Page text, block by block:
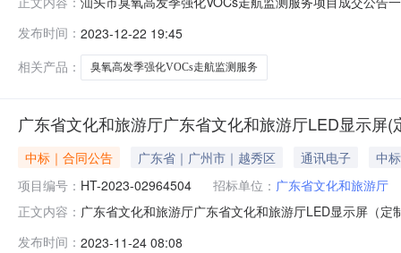
四、主要标的信息序号供应商名称服务名称服务范围服
发布时间： 2023-12-22 19:45
相关产品：
臭氧高发季强化VOCs走航监测服务
广东省文化和旅游厅广东省文化和旅游厅LED显示
中标｜合同公告 广东省｜广州市｜越秀区 通讯电子
中
项目编号： HT-2023-02964504 招标单位： 广东省文化和旅游厅
正文内容： 广东省文化和旅游厅广东省文化和旅游厅LED显示屏（
方)：广东省文化和旅游厅地址：广东省-广州市-越秀区
发布时间： 2023-11-24 08:08